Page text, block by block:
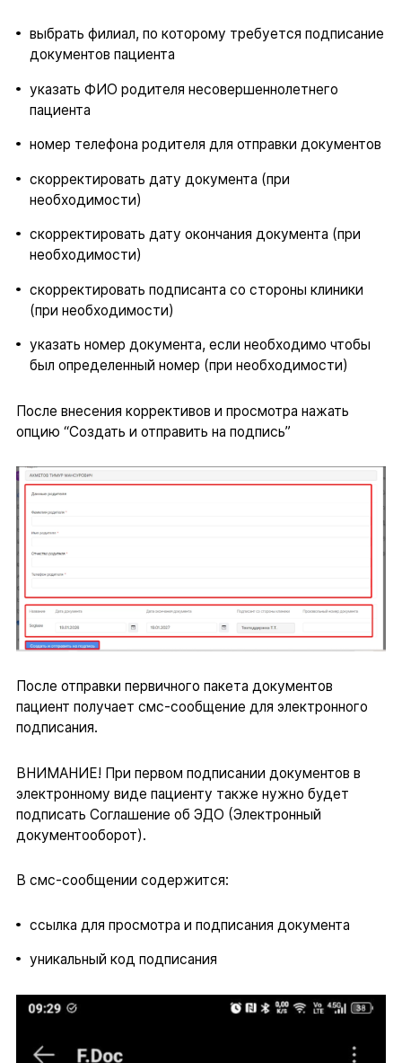
выбрать филиал, по которому требуется подписание
документов пациента
указать ФИО родителя несовершеннолетнего
пациента
номер телефона родителя для отправки документов
скорректировать дату документа (при
необходимости)
скорректировать дату окончания документа (при
необходимости)
скорректировать подписанта со стороны клиники
(при необходимости)
указать номер документа, если необходимо чтобы
был определенный номер (при необходимости)
После внесения коррективов и просмотра нажать
опцию “Создать и отправить на подпись”
После отправки первичного пакета документов
пациент получает смс-сообщение для электронного
подписания.
ВНИМАНИЕ! При первом подписании документов в
электронному виде пациенту также нужно будет
подписать Соглашение об ЭДО (Электронный
документооборот).
В смс-сообщении содержится:
ссылка для просмотра и подписания документа
уникальный код подписания